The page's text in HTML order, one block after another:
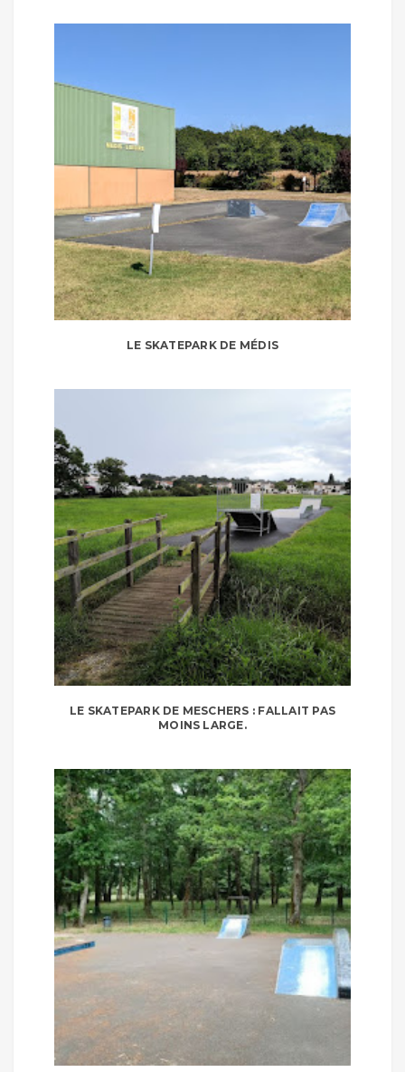
LE SKATEPARK DE MÉDIS
LE SKATEPARK DE MESCHERS : FALLAIT PAS
MOINS LARGE.